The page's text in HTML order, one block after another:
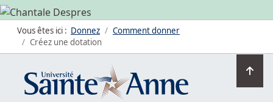
Vous êtes ici : Donnez
Comment donner
Créez une dotation
en